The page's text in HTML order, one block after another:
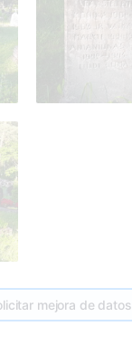
mejora de datos